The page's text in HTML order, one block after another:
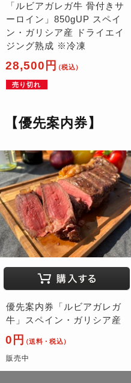
「ルビアガレガ牛 骨付きサ
ーロイン」850gUP スペイ
ン・ガリシア産 ドライエイ
ジング熟成 ※冷凍
28,500円 （税込）
売り切れ
【優先案内券】
優先案内券「ルビアガレガ
牛」スペイン・ガリシア産
0円 （送料・税込）
販売中